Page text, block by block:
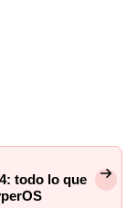
todo lo que